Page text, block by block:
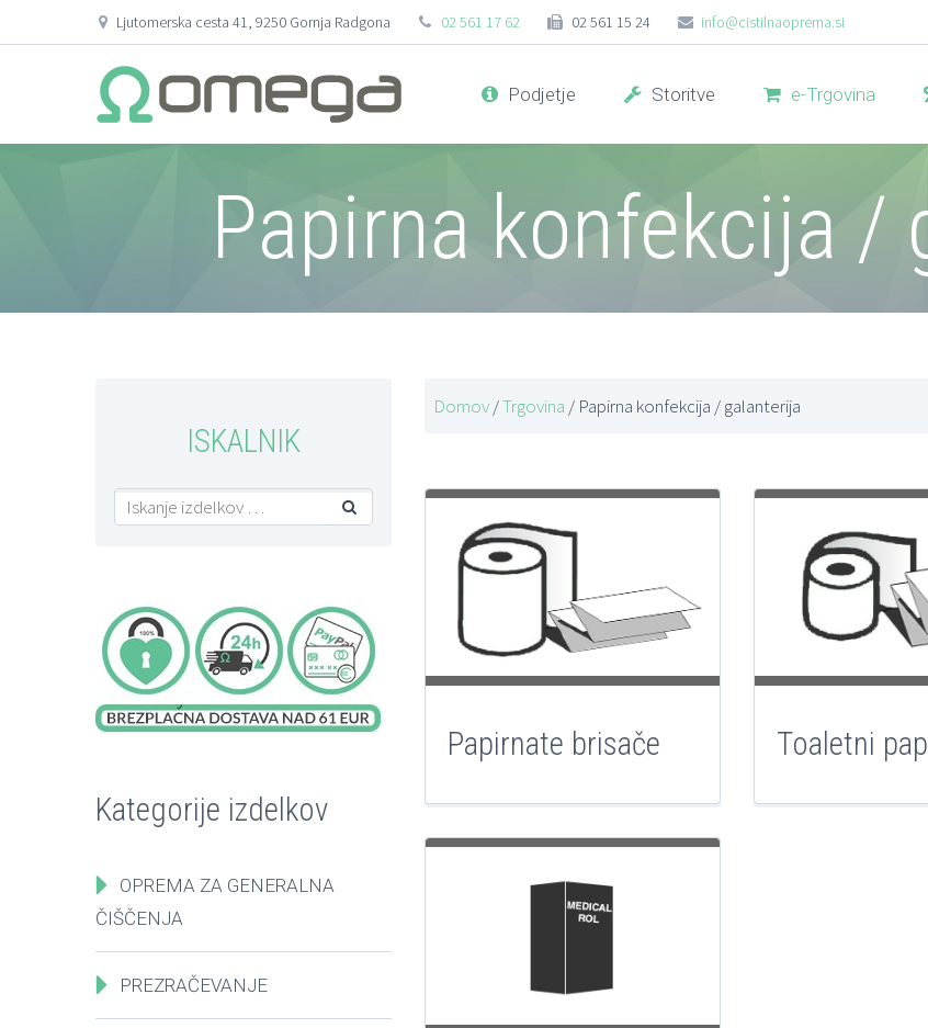
Ljutomerska cesta 41, 9250 Gornja Radgona 02 561 17 62 02 561 15 24 info@cistilnaoprema.si
Podjetje Storitve e-Trgovina
Papirna konfekcija /
Domov/Trgovina / Papirna konfekcija / galanterija
Papirnate brisače Toaletni
ISKALNIK

Kategorije izdelkov
OPREMA ZA GENERALNA
ČIŠČENJA
PREZRAČEVANJE